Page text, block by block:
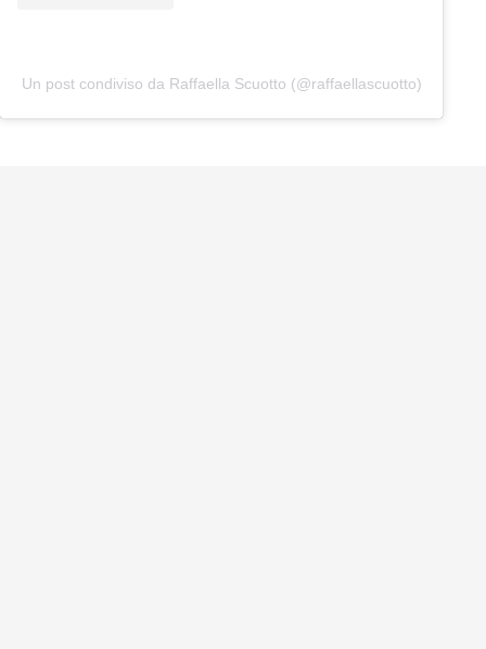
Un post condiviso da Raffaella Scuotto (@raffaellascuotto)